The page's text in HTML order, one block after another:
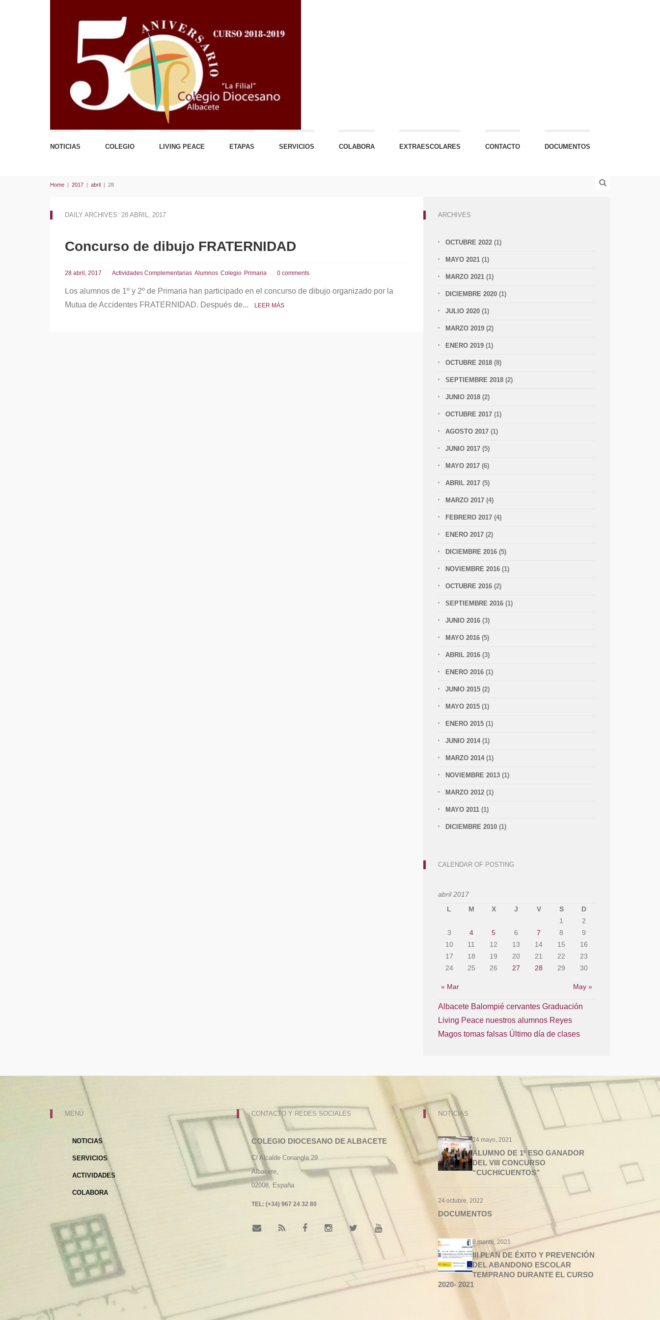
NOTICIAS COLEGIO LIVING PEACE ETAPAS SERVICIOS COLABORA EXTRAESCOLARES CONTACTO DOCUMENTOS
Home | 2017 | abril | 28
DAILY ARCHIVES: 28 ABRIL, 2017
Concurso de dibujo FRATERNIDAD
28 abril, 2017 Actividades Complementarias Alumnos Colegio Primaria 0 comments
Los alumnos de 1º y 2º de Primaria han participado en el concurso de dibujo organizado por la
Mutua de Accidentes FRATERNIDAD. Después de...
LEER MÁS
ARCHIVES
OCTUBRE 2022 (1)
MAYO 2021 (1)
MARZO 2021 (1)
DICIEMBRE 2020 (1)
JULIO 2020 (1)
MARZO 2019 (2)
ENERO 2019 (1)
OCTUBRE 2018 (8)
SEPTIEMBRE 2018 (2)
JUNIO 2018 (2)
OCTUBRE 2017 (1)
AGOSTO 2017 (1)
JUNIO 2017 (5)
MAYO 2017 (6)
ABRIL 2017 (5)
MARZO 2017 (4)
FEBRERO 2017 (4)
ENERO 2017 (2)
DICIEMBRE 2016 (5)
NOVIEMBRE 2016 (1)
OCTUBRE 2016 (2)
SEPTIEMBRE 2016 (1)
JUNIO 2016 (3)
MAYO 2016 (5)
ABRIL 2016 (3)
ENERO 2016 (1)
JUNIO 2015 (2)
MAYO 2015 (1)
ENERO 2015 (1)
JUNIO 2014 (1)
MARZO 2014 (1)
NOVIEMBRE 2013 (1)
MARZO 2012 (1)
MAYO 2011 (1)
DICIEMBRE 2010 (1)
CALENDAR OF POSTING
abril 2017
L
M X J V S D
« Mar May »
1
2
3
4 5 6 7 8
9
10
11 12 13 14 15
16
17
18 19 20 21 22
23
24
25 26 27 28 29 30
Albacete Balompié cervantes Graduación
Living Peace nuestros alumnos Reyes
Magos tomas falsas Último día de clases
MENÚ
NOTICIAS
SERVICIOS
ACTIVIDADES
COLABORA
CONTACTO Y REDES SOCIALES
COLEGIO DIOCESANO DE ALBACETE
C/ Alcalde Conangla 29
Albacete,
02008, España
TEL: (+34) 967 24 32 80
NOTICIAS
24 mayo, 2021
ALUMNO DE 1º ESO GANADOR
DEL VIII CONCURSO
“CUCHICUENTOS”
24 octubre, 2022
DOCUMENTOS
8 marzo, 2021
III PLAN DE ÉXITO Y PREVENCIÓN
DEL ABANDONO ESCOLAR
TEMPRANO DURANTE EL CURSO
2020- 2021